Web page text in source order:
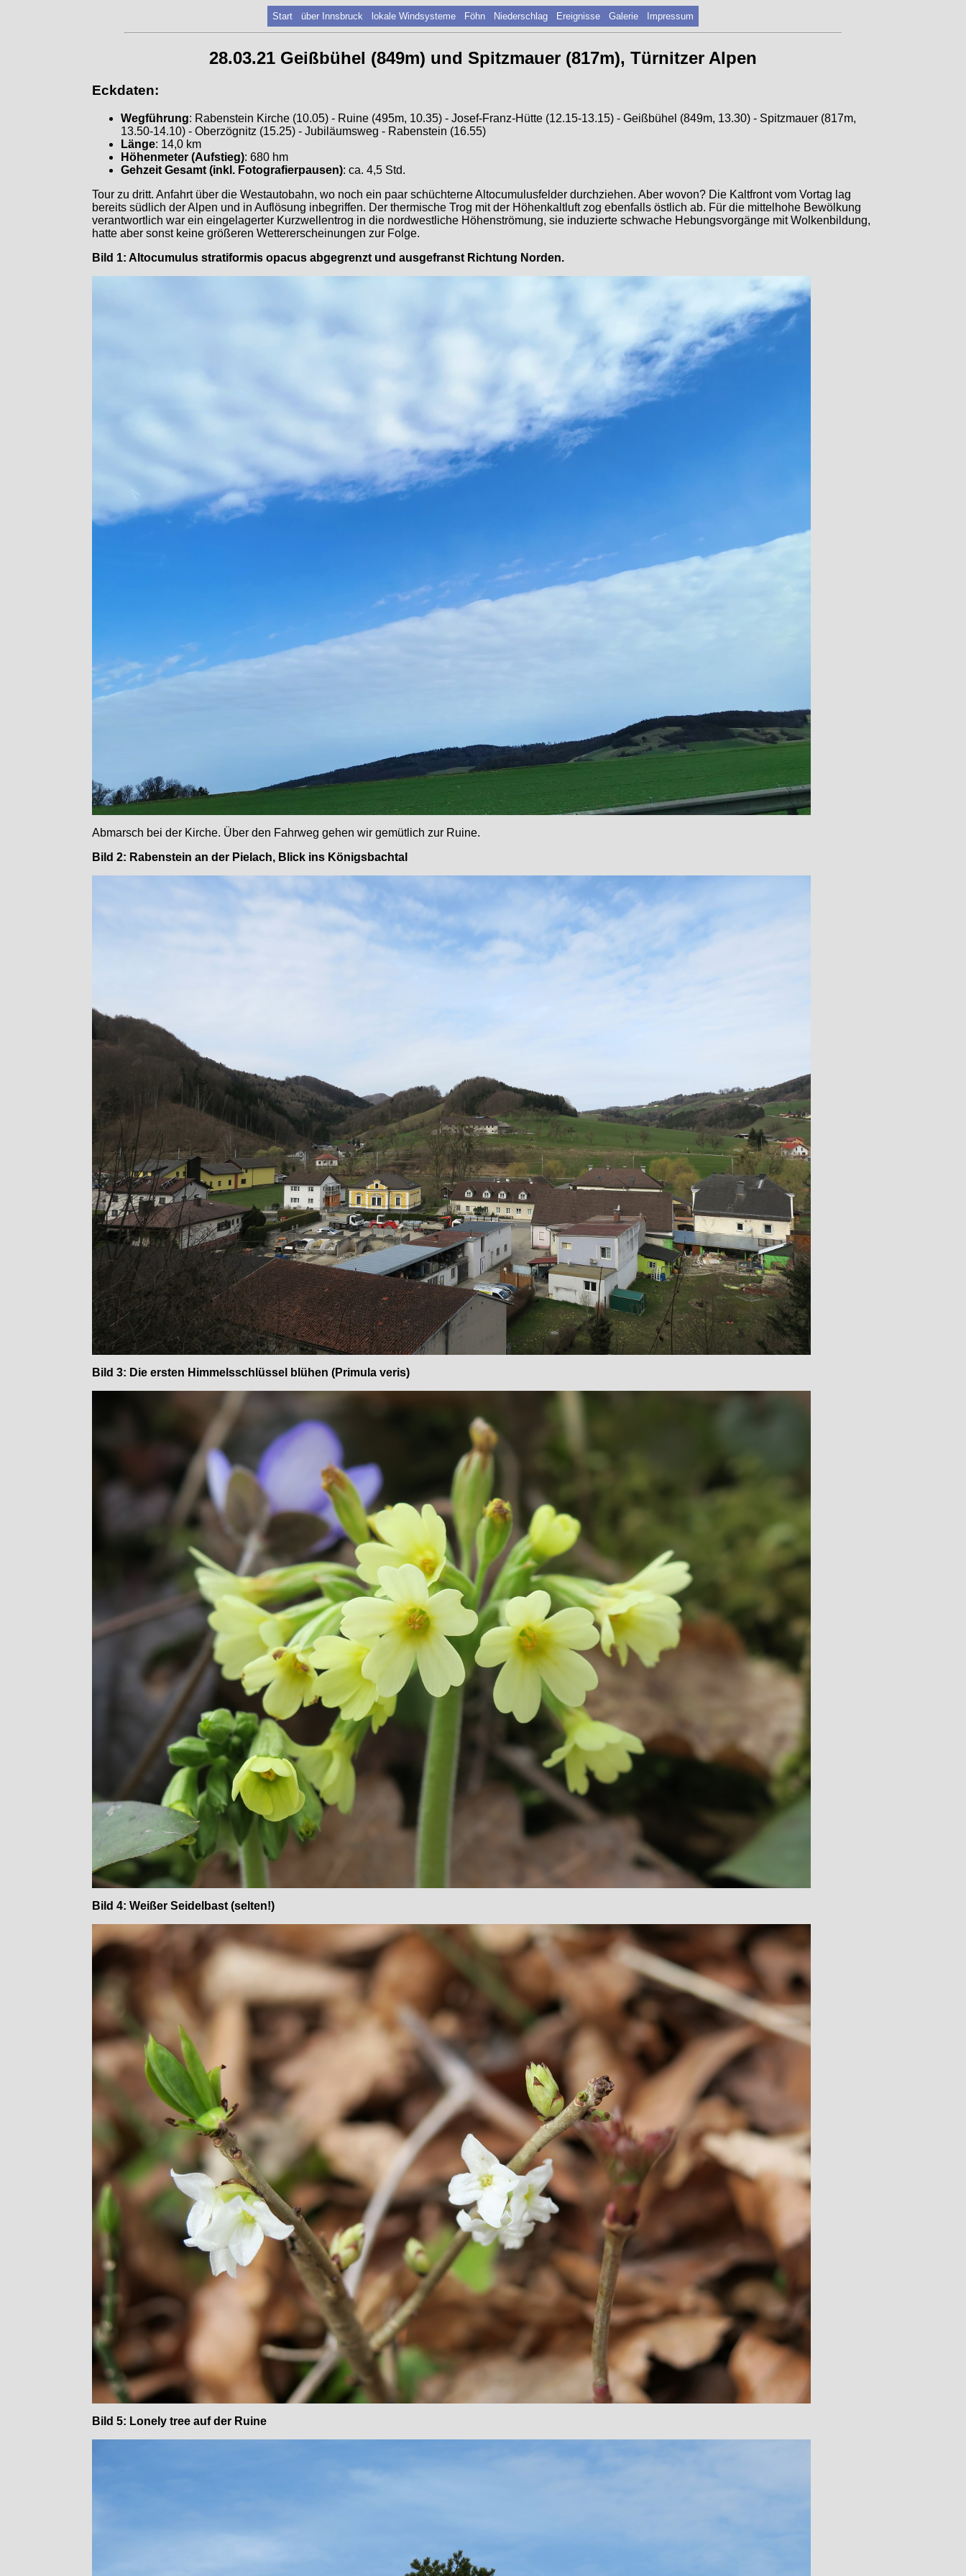
Start über Innsbruck lokale Windsysteme Föhn Niederschlag Ereignisse Galerie Impressum
28.03.21 Geißbühel (849m) und Spitzmauer (817m), Türnitzer Alpen
Eckdaten:
Wegführung: Rabenstein Kirche (10.05) - Ruine (495m, 10.35) - Josef-Franz-Hütte (12.15-13.15) - Geißbühel (849m, 13.30) - Spitzmauer (817m,
13.50-14.10) - Oberzögnitz (15.25) - Jubiläumsweg - Rabenstein (16.55)
Länge: 14,0 km
Höhenmeter (Aufstieg): 680 hm
Gehzeit Gesamt (inkl. Fotografierpausen): ca. 4,5 Std.
Tour zu dritt. Anfahrt über die Westautobahn, wo noch ein paar schüchterne Altocumulusfelder durchziehen. Aber wovon? Die Kaltfront vom Vortag lag
bereits südlich der Alpen und in Auflösung inbegriffen. Der thermische Trog mit der Höhenkaltluft zog ebenfalls östlich ab. Für die mittelhohe Bewölkung
verantwortlich war ein eingelagerter Kurzwellentrog in die nordwestliche Höhenströmung, sie induzierte schwache Hebungsvorgänge mit Wolkenbildung,
hatte aber sonst keine größeren Wettererscheinungen zur Folge.
Bild 1: Altocumulus stratiformis opacus abgegrenzt und ausgefranst Richtung Norden.
Abmarsch bei der Kirche. Über den Fahrweg gehen wir gemütlich zur Ruine.
Bild 2: Rabenstein an der Pielach, Blick ins Königsbachtal
Bild 3: Die ersten Himmelsschlüssel blühen (Primula veris)
Bild 4: Weißer Seidelbast (selten!)
Bild 5: Lonely tree auf der Ruine